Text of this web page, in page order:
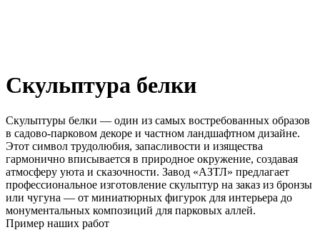
Скульптура белки
Скульптуры белки — один из самых востребованных образов
в садово-парковом декоре и частном ландшафтном дизайне.
Этот символ трудолюбия, запасливости и изящества
гармонично вписывается в природное окружение, создавая
атмосферу уюта и сказочности. Завод «АЗТЛ» предлагает
профессиональное изготовление скульптур на заказ из бронзы
или чугуна — от миниатюрных фигурок для интерьера до
монументальных композиций для парковых аллей.
Пример наших работ